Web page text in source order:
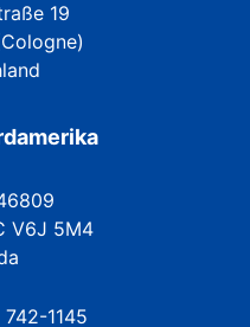
19
V6J 5M4
1145